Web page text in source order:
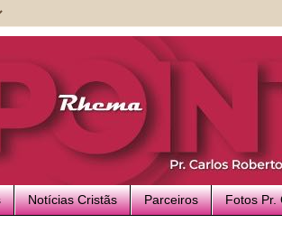
Notícias Cristãs Parceiros Fotos Pr.